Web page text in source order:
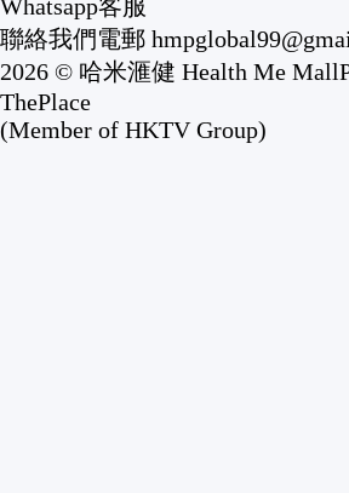
Whatsapp客服
聯絡我們電郵
2026 © 哈米滙健 Health Me Mall
ThePlace
(Member of HKTV Group)